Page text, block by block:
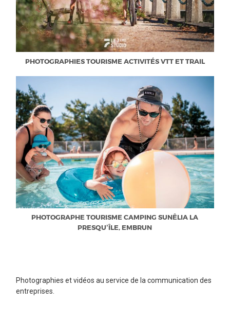
PHOTOGRAPHIES TOURISME ACTIVITÉS VTT ET TRAIL
PHOTOGRAPHE TOURISME CAMPING SUNÊLIA LA
PRESQU’ÎLE, EMBRUN
Photographies et vidéos au service de la communication des
entreprises.